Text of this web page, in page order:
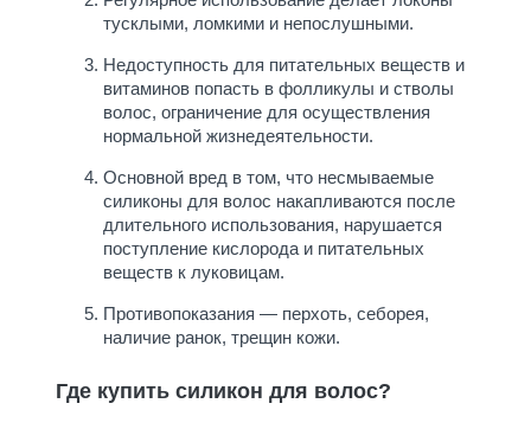
тусклыми, ломкими и непослушными.
Недоступность для питательных веществ и
витаминов попасть в фолликулы и стволы
волос, ограничение для осуществления
нормальной жизнедеятельности.
Основной вред в том, что несмываемые
силиконы для волос накапливаются после
длительного использования, нарушается
поступление кислорода и питательных
веществ к луковицам.
Противопоказания — перхоть, себорея,
наличие ранок, трещин кожи.
Где купить силикон для волос?